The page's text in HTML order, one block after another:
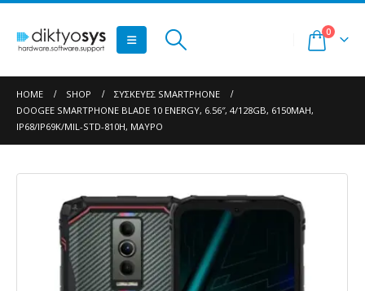
0
HOME SHOP
ΣΥΣΚΕΥΈΣ SMARTPHONE
DOOGEE SMARTPHONE BLADE 10 ENERGY, 6.56″, 4/128GB, 6150MAH,
IP68/IP69K/MIL-STD-810H, ΜΑΎΡΟ